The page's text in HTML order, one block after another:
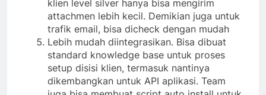
klien level silver hanya bisa mengirim
attachmen lebih kecil. Demikian juga untuk
trafik email, bisa dicheck dengan mudah
Lebih mudah diintegrasikan. Bisa dibuat
standard knowledge base untuk proses
setup disisi klien, termasuk nantinya
dikembangkan untuk API aplikasi. Team